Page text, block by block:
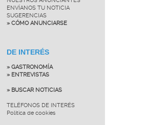
ENVÍANOS TU NOTICIA
SUGERENCIAS
» CÓMO ANUNCIARSE
DE INTERÉS
» GASTRONOMÍA
» ENTREVISTAS
» BUSCAR NOTICIAS
TELÉFONOS DE INTERÉS
Política de cookies